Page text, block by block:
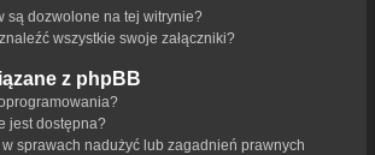
są dozwolone na tej witrynie?
wszystkie swoje załączniki?
z phpBB
jest dostępna?
sprawach nadużyć lub zagadnień prawnych